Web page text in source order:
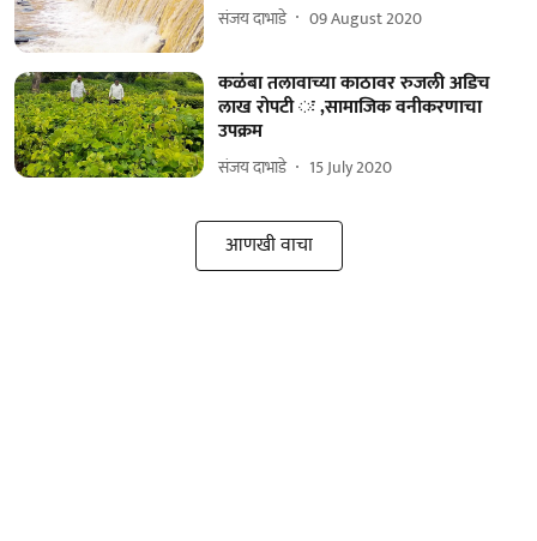
संजय दाभाडे 09 August 2020
कळंबा तलावाच्या काठावर रुजली अडिच
लाख रोपटी ः ,सामाजिक वनीकरणाचा
उपक्रम
संजय दाभाडे 15 July 2020
आणखी वाचा